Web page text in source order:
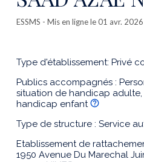
ESSMS - Mis en ligne le 01 avr. 2026
Type d'établissement: Privé
Publics accompagnés :
situation de handicap
handicap enfant
Type de structure : Service
Etablissement de
1950 Avenue Du Marechal